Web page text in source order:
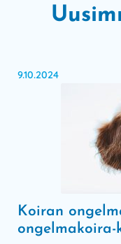
9.10.2024
Koiran
ongelmakoira-